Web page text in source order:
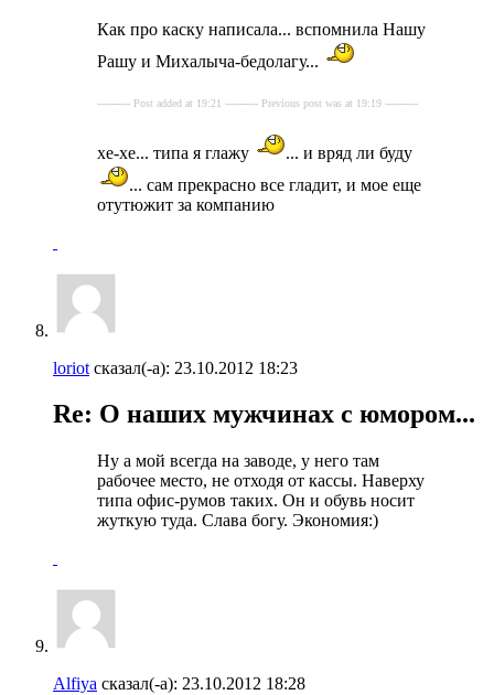
Как про каску написала... вспомнила Нашу
Рашу и Михалыча-бедолагу...
---------- Post added at 19:21 ---------- Previous post was at 19:19 ----------
хе-хе... типа я глажу
... и вряд ли буду
... сам прекрасно все гладит, и мое еще
отутюжит за компанию
loriot сказал(-а): 23.10.2012 18:23
Re: О наших мужчинах с юмором...
Ну а мой всегда на заводе, у него там
рабочее место, не отходя от кассы. Наверху
типа офис-румов таких. Он и обувь носит
жуткую туда. Слава богу. Экономия:)
Alfiya сказал(-а): 23.10.2012 18:28